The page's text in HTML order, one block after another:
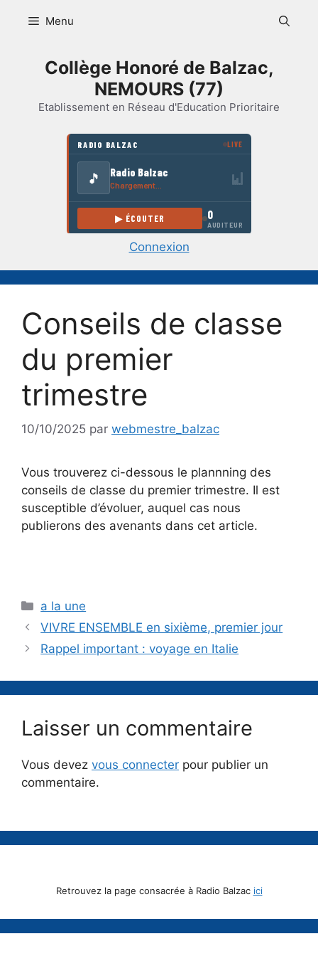
Menu
Collège Honoré de Balzac,
NEMOURS (77)
Etablissement en Réseau d'Education Prioritaire
Connexion
Conseils de classe
du premier
trimestre
10/10/2025 par webmestre_balzac
Vous trouverez ci-dessous le plannning des
conseils de classe du premier trimestre. Il est
susceptible d’évoluer, auquel cas nous
publierons des avenants dans cet article.
Catégories
a la une
VIVRE ENSEMBLE en sixième, premier jour
Rappel important : voyage en Italie
Laisser un commentaire
Vous devez vous connecter pour publier un
commentaire.
Retrouvez la page consacrée à Radio Balzac ici